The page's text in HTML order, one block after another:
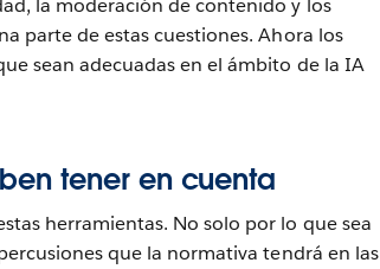
parte de estas cuestiones. Ahora los
sean adecuadas en el ámbito de la IA
tener en cuenta
herramientas. No solo por lo que sea
que la normativa tendrá en las